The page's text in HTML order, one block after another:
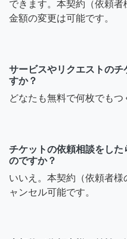
できます。本契約（依頼者
金額の変更は可能です。
サービスやリクエストのチ
すか？
どなたも無料で何枚でもつ
チケットの依頼相談をし
のですか？
いいえ。本契約（依頼者
ャンセル可能です。